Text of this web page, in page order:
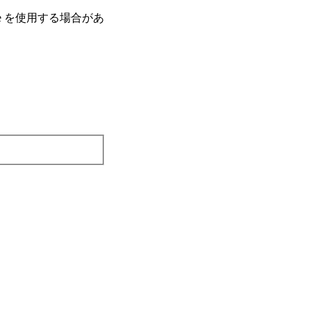
使⽤する場合があ